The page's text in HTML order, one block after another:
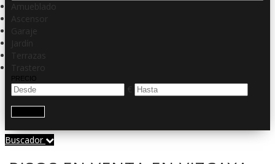
Amueblado
Ascensor
Garaje
Jardín
Terrazas
Trastero
PRECIO
€
Buscador